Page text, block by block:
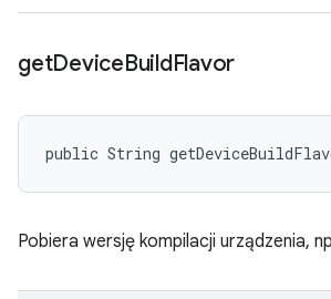
getDeviceBuildFlavor
public String
Pobiera wersję kompilacji urządzenia,